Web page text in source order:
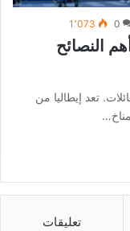
0 1٬073
النصائح
تعد إيطاليا من
تعليقات